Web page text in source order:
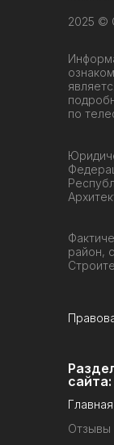
район,
Отзывы
сайта:
Главная
по
2025 ©